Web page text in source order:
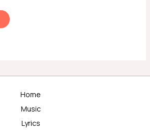
Home
Music
Lyrics